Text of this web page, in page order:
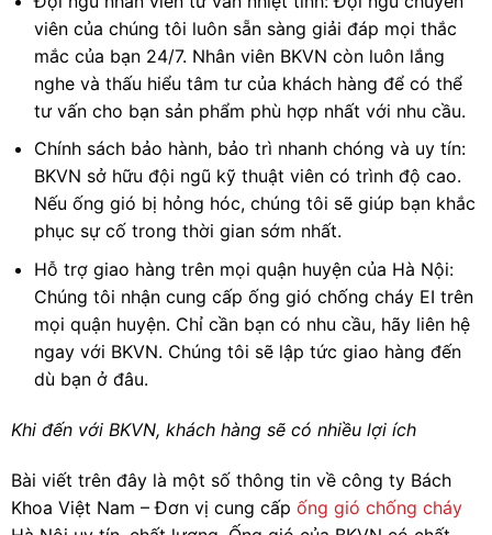
viên của chúng tôi luôn sẵn sàng giải đáp mọi thắc
mắc của bạn 24/7. Nhân viên BKVN còn luôn lắng
nghe và thấu hiểu tâm tư của khách hàng để có thể
tư vấn cho bạn sản phẩm phù hợp nhất với nhu cầu.
Chính sách bảo hành, bảo trì nhanh chóng và uy tín:
BKVN sở hữu đội ngũ kỹ thuật viên có trình độ cao.
Nếu ống gió bị hỏng hóc, chúng tôi sẽ giúp bạn khắc
phục sự cố trong thời gian sớm nhất.
Hỗ trợ giao hàng trên mọi quận huyện của Hà Nội:
Chúng tôi nhận cung cấp ống gió chống cháy EI trên
mọi quận huyện. Chỉ cần bạn có nhu cầu, hãy liên hệ
ngay với BKVN. Chúng tôi sẽ lập tức giao hàng đến
dù bạn ở đâu.
Khi đến với BKVN, khách hàng sẽ có nhiều lợi ích
Bài viết trên đây là một số thông tin về công ty Bách
Khoa Việt Nam – Đơn vị cung cấp ống gió chống cháy